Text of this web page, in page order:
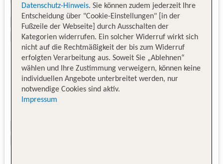
Datenschutz-Hinweis. Sie können zudem jederzeit Ihre
Entscheidung über "Cookie-Einstellungen" [in der
Fußzeile der Webseite] durch Ausschalten der
Kategorien widerrufen. Ein solcher Widerruf wirkt sich
nicht auf die Rechtmäßigkeit der bis zum Widerruf
erfolgten Verarbeitung aus. Soweit Sie „Ablehnen“
wählen und Ihre Zustimmung verweigern, können keine
individuellen Angebote unterbreitet werden, nur
notwendige Cookies sind aktiv.
Impressum